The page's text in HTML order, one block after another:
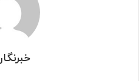
خبرنگار 20